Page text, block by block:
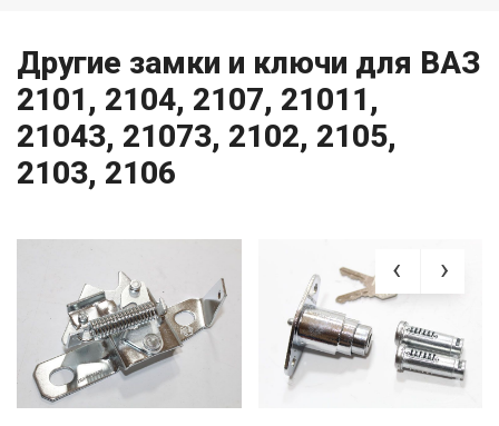
Другие замки и ключи для ВАЗ
2101, 2104, 2107, 21011,
21043, 21073, 2102, 2105,
2103, 2106